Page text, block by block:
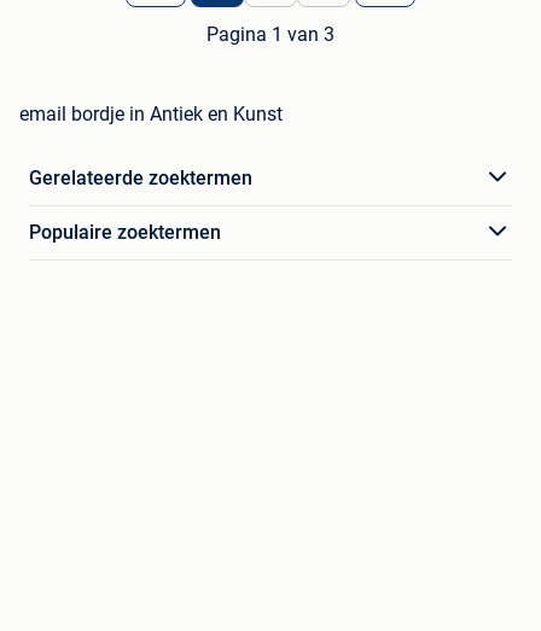
Pagina 1 van 3
email bordje in Antiek en Kunst
Gerelateerde zoektermen
Populaire zoektermen